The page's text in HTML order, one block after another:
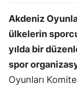
Akdeniz
ülkelerin
yılda bir
spor
Oyunları